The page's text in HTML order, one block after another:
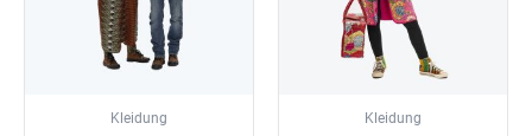
Kleidung Kleidung